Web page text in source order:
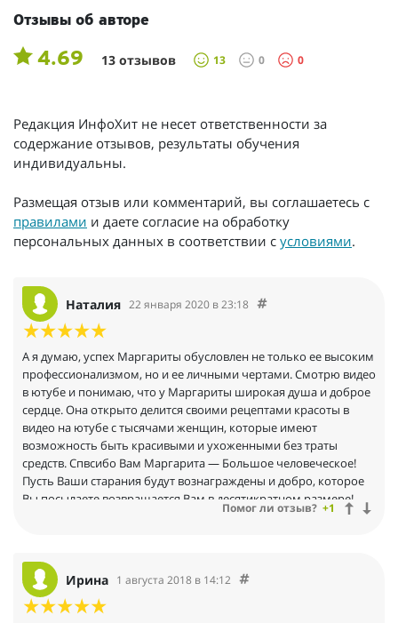
Отзывы об авторе
4.69 13 отзывов 13 0 0
Редакция ИнфоХит не несет ответственности за
содержание отзывов, результаты обучения
индивидуальны.
Размещая отзыв или комментарий, вы соглашаетесь с
правилами и даете согласие на обработку
персональных данных в соответствии с условиями.
Наталия 22 января 2020 в 23:18
А я думаю, успех Маргариты обусловлен не только ее высоким
профессионализмом, но и ее личными чертами. Смотрю видео
в ютубе и понимаю, что у Маргариты широкая душа и доброе
сердце. Она открыто делится своими рецептами красоты в
видео на ютубе с тысячами женщин, которые имеют
возможность быть красивыми и ухоженными без траты
средств. Спвсибо Вам Маргарита — Большое человеческое!
Пусть Ваши старания будут вознаграждены и добро, которое
Вы посылаете возвращается Вам в десятикратном размере!
Помог ли отзыв? +1
Ирина 1 августа 2018 в 14:12